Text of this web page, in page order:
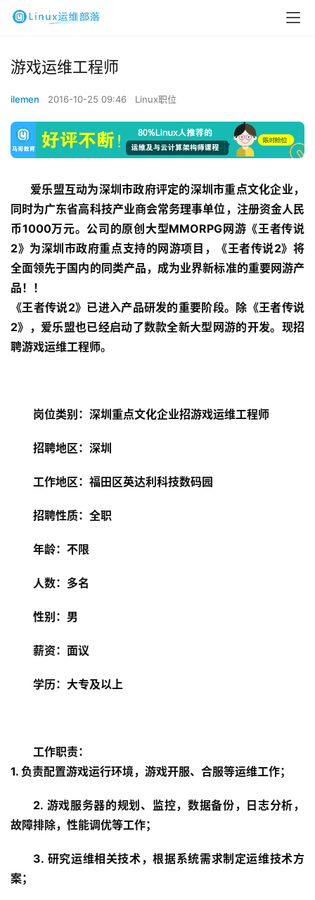
游戏运维工程师
ilemen 2016-10-25 09:46 Linux职位
爱乐盟互动为深圳市政府评定的深圳市重点文化企业，
同时为广东省高科技产业商会常务理事单位，注册资金人民
币1000万元。公司的原创大型MMORPG网游《王者传说
2》为深圳市政府重点支持的网游项目，《王者传说2》将
全面领先于国内的同类产品，成为业界新标准的重要网游产
品！！
《王者传说2》已进入产品研发的重要阶段。除《王者传说
2》，爱乐盟也已经启动了数款全新大型网游的开发。现招
聘游戏运维工程师。
岗位类别：深圳重点文化企业招游戏运维工程师
招聘地区：深圳
工作地区：福田区英达利科技数码园
招聘性质：全职
年龄：不限
人数：多名
性别：男
薪资：面议
学历：大专及以上
工作职责：
1. 负责配置游戏运行环境，游戏开服、合服等运维工作；
2. 游戏服务器的规划、监控，数据备份，日志分析，
故障排除，性能调优等工作；
3. 研究运维相关技术，根据系统需求制定运维技术方
案；